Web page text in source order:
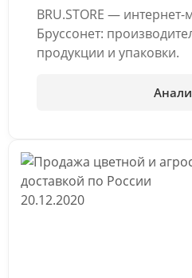
BRU.STORE —
Бруссонет:
продукции и упаковки.
20.12.2020